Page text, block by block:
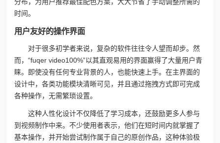
时间。
用户友好的操作界面
对于很多初学者来说，复杂的软件往往令人望而却步。然
而，“fuqer video100%”以其直观易用的界面赢得了大量用户青
睐。即使没有任何专业背景的人，也能快速上手。在主界面的
设计中，各类功能模块清晰可见，并且通过拖拽方式即可完成
各种操作，无需繁琐设置。
这种人性化设计不仅降低了学习成本，还鼓励更多人参与
到视频制作中来。不少使用者表示，他们在短时间内就掌握了
基本操作，并开始尝试制作属于自己的原创作品，这种体验极